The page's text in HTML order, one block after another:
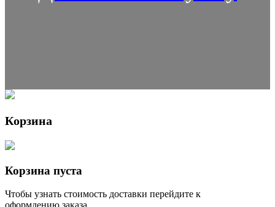
Корзина
Корзина пуста
Чтобы узнать стоимость доставки перейдите к